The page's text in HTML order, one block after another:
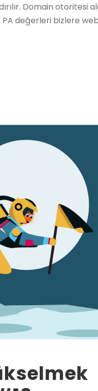
Domain otoritesi
PA değerleri bizlere web